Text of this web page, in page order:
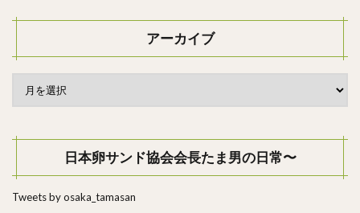
アーカイブ
日本卵サンド協会会長たま男の日常〜
Tweets by osaka_tamasan